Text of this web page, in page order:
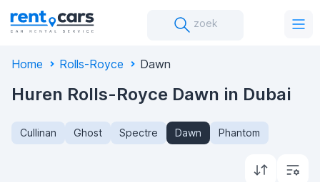
zoek
Home Rolls-Royce Dawn
Huren Rolls-Royce Dawn in Dubai
Cullinan Ghost Spectre Dawn Phantom